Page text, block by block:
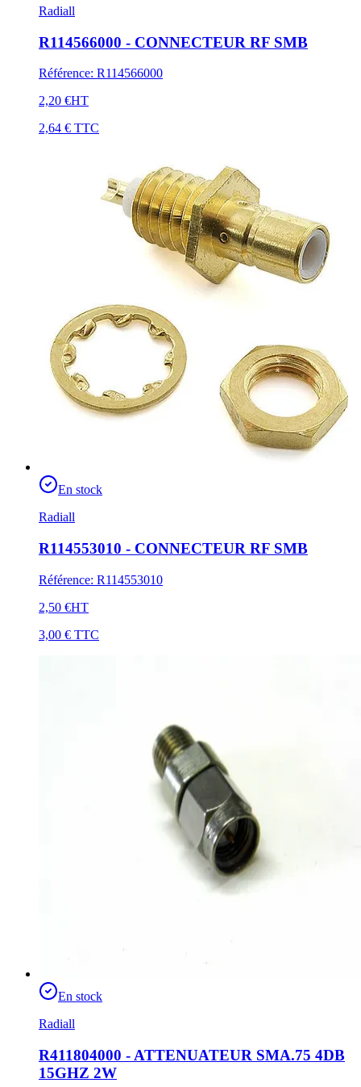
Radiall
R114566000 - CONNECTEUR RF SMB
Référence: R114566000
2,20 €HT
2,64 € TTC
En stock
Radiall
R114553010 - CONNECTEUR RF SMB
Référence: R114553010
2,50 €HT
3,00 € TTC
En stock
Radiall
R411804000 - ATTENUATEUR SMA.75 4DB
15GHZ 2W